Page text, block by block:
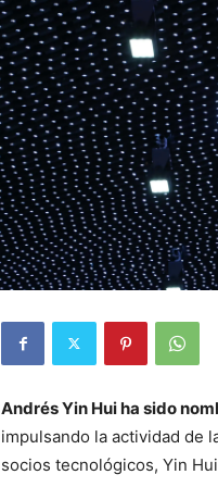
Andrés Yin Hui ha sido
impulsando la actividad de
socios tecnológicos, Yin